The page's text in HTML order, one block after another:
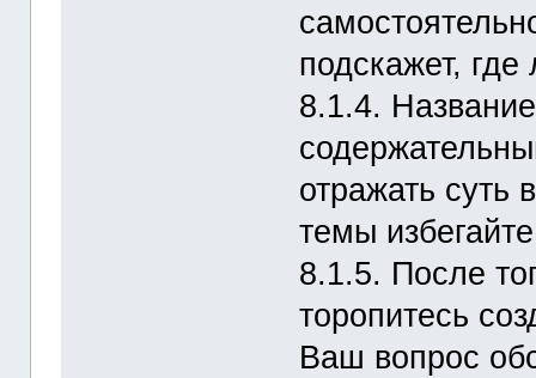
подскажет,
8.1.4.
отражать суть
темы
8.1.5. После
торопитесь
Ваш вопрос